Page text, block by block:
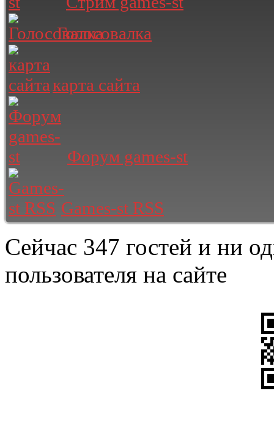
Голосовалка
карта сайта
Форум games-st
Games-st RSS
Сейчас 347 гостей и ни
пользователя на сайте